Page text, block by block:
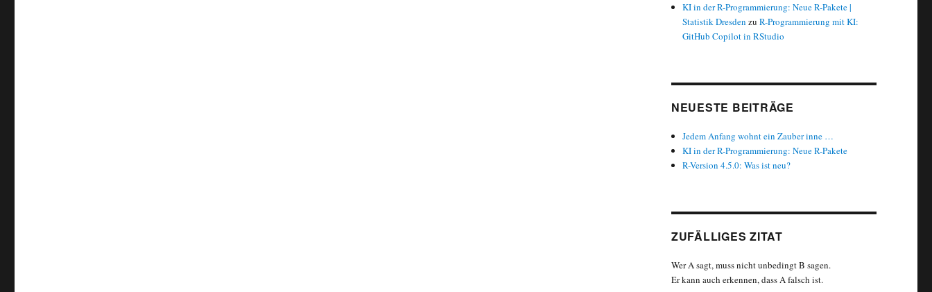
KI in der R-Programmierung: Neue R-Pakete |
Statistik Dresden zuR-Programmierung mit KI:
GitHub Copilot in RStudio
NEUESTE BEITRÄGE
Jedem Anfang wohnt ein Zauber inne …
KI in der R-Programmierung: Neue R-Pakete
R-Version 4.5.0: Was ist neu?
ZUFÄLLIGES ZITAT
Wer A sagt, muss nicht unbedingt B sagen.
Er kann auch erkennen, dass A falsch ist.